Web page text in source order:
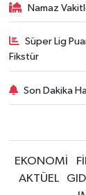
Namaz
Süper Lig
Fikstür
Son Dakika
EKONOMİ
AKTÜEL